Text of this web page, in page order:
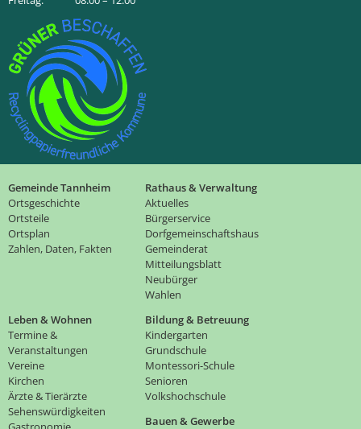
Gemeinde Tannheim
Ortsgeschichte
Ortsteile
Ortsplan
Zahlen, Daten, Fakten
Rathaus & Verwaltung
Aktuelles
Bürgerservice
Dorfgemeinschaftshaus
Gemeinderat
Mitteilungsblatt
Neubürger
Wahlen
Leben & Wohnen
Termine &
Veranstaltungen
Vereine
Kirchen
Ärzte & Tierärzte
Sehenswürdigkeiten
Bildung & Betreuung
Kindergarten
Grundschule
Montessori-Schule
Senioren
Volkshochschule
Bauen & Gewerbe